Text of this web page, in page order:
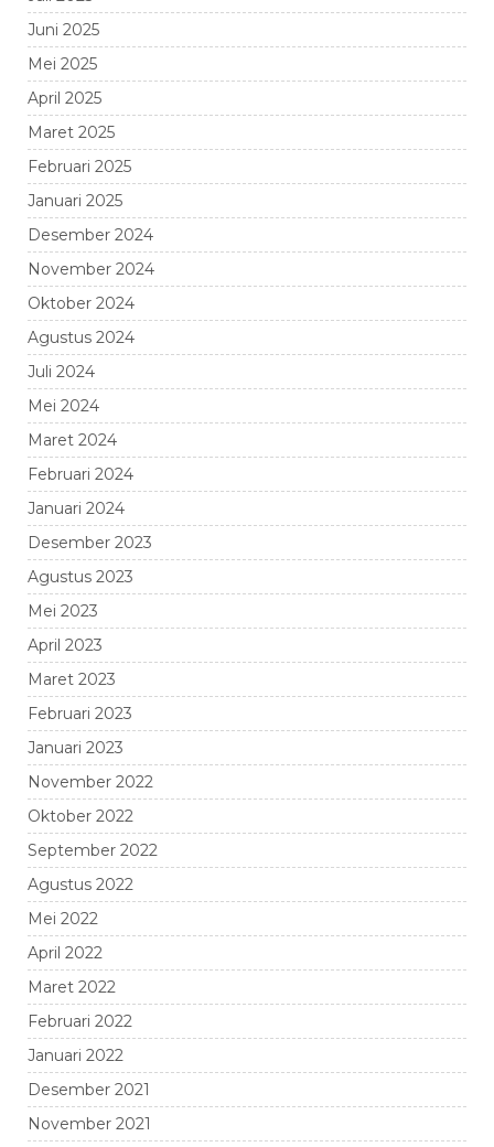
Juni 2025
Mei 2025
April 2025
Maret 2025
Februari 2025
Januari 2025
Desember 2024
November 2024
Oktober 2024
Agustus 2024
Juli 2024
Mei 2024
Maret 2024
Februari 2024
Januari 2024
Desember 2023
Agustus 2023
Mei 2023
April 2023
Maret 2023
Februari 2023
Januari 2023
November 2022
Oktober 2022
September 2022
Agustus 2022
Mei 2022
April 2022
Maret 2022
Februari 2022
Januari 2022
Desember 2021
November 2021